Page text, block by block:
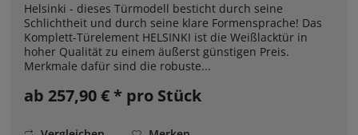
Helsinki - dieses Türmodell besticht durch seine
Schlichtheit und durch seine klare Formensprache! Das
Komplett-Türelement HELSINKI ist die Weißlacktür in
hoher Qualität zu einem äußerst günstigen Preis.
Merkmale dafür sind die robuste...
ab 257,90 € * pro Stück